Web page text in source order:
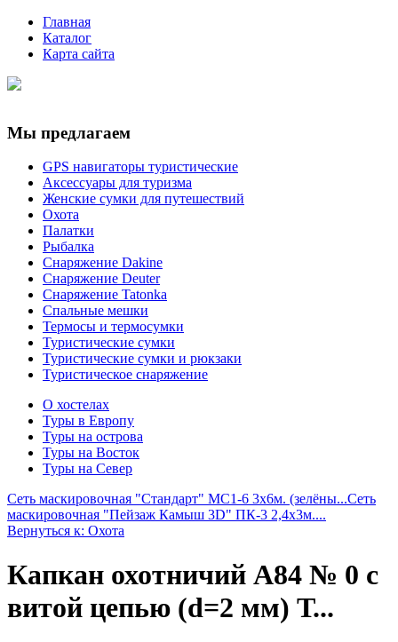
Главная
Каталог
Карта сайта
Мы предлагаем
GPS навигаторы туристические
Аксессуары для туризма
Женские сумки для путешествий
Охота
Палатки
Рыбалка
Снаряжение Dakine
Снаряжение Deuter
Снаряжение Tatonka
Спальные мешки
Термосы и термосумки
Туристические сумки
Туристические сумки и рюкзаки
Туристическое снаряжение
О хостелах
Туры в Европу
Туры на острова
Туры на Восток
Туры на Север
Сеть маскировочная "Стандарт" МС1-6 3х6м. (зелёны...Сеть
маскировочная "Пейзаж Камыш 3D" ПК-3 2,4х3м....
Вернуться к: Охота
Капкан охотничий А84 № 0 с
витой цепью (d=2 мм) Т...